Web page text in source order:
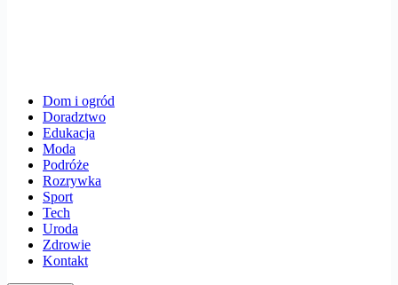
Dom i ogród
Doradztwo
Edukacja
Moda
Podróże
Rozrywka
Sport
Tech
Uroda
Zdrowie
Kontakt